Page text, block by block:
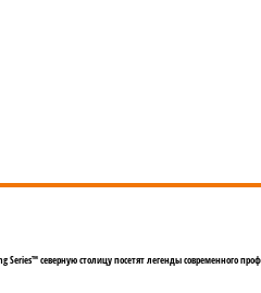
северную столицу посетят легенды современного